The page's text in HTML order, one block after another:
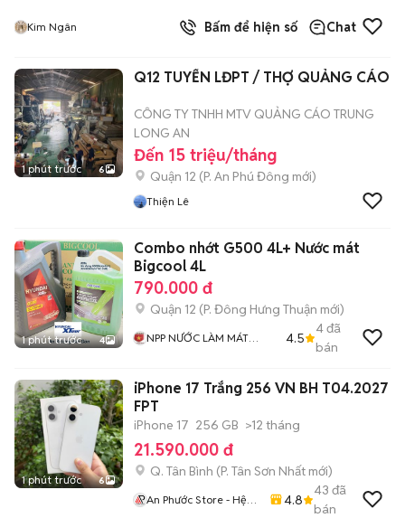
Kim Ngân Bấm để hiện số Chat
1 phút trước 6
Q12 TUYỂN LĐPT / THỢ QUẢNG CÁO
CÔNG TY TNHH MTV QUẢNG CÁO TRUNG
LONG AN
Đến 15 triệu/tháng
Quận 12 (P. An Phú Đông mới)
Thiện Lê
1 phút trước 4
Combo nhớt G500 4L+ Nước mát
Bigcool 4L
790.000 đ
Quận 12 (P. Đông Hưng Thuận mới)
NPP NƯỚC LÀM MÁT
4.5
4đã
bán
1 phút trước 6
iPhone 17 Trắng 256 VN BH T04.2027
FPT
iPhone 17 256 GB >12 tháng
21.590.000 đ
Q. Tân Bình (P. Tân Sơn Nhất mới)
An Phước Store - Hệ
4.8
43 đã
bán